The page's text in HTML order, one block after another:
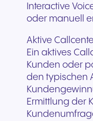
Interactive
oder manuell
Aktive
Ein aktives
Kunden oder
den typischen
Ermittlung der